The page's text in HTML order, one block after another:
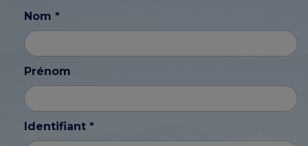
Nom *
Prénom
Identifiant *